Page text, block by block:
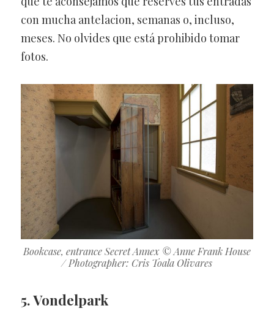
con mucha antelacion, semanas o, incluso,
meses. No olvides que está prohibido tomar
fotos.
Bookcase, entrance Secret Annex © Anne Frank House
/ Photographer: Cris Toala Olivares
5. Vondelpark